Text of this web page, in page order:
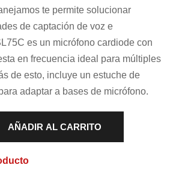
te permite solucionar
de captación de voz e
es un micrófono cardiode con
en frecuencia ideal para múltiples
de esto, incluye un estuche de
adaptar a bases de micrófono.
AÑADIR AL CARRITO